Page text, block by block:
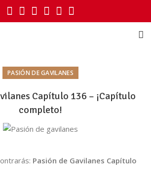
PASIÓN DE GAVILANES
Capítulo 136 – ¡Capítulo
completo!
Pasión de Gavilanes Capítulo